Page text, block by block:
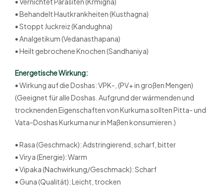
• Behandelt Hautkrankheiten (Kusthagna)
• Stoppt Juckreiz (Kandughna)
• Analgetikum (Vedanasthapana)
• Heilt gebrochene Knochen (Sandhaniya)
Energetische Wirkung:
• Wirkung auf die Doshas: VPK-, (PV+ in großen Mengen)
(Geeignet für alle Doshas. Aufgrund der wärmenden und
trocknenden Eigenschaften von Kurkuma sollten Pitta- und
Vata-Doshas Kurkuma nur in Maßen konsumieren.)
• Rasa (Geschmack): Adstringierend, scharf, bitter
• Virya (Energie): Warm
• Vipaka (Nachwirkung/Geschmack): Scharf
• Guna (Qualität): Leicht, trocken